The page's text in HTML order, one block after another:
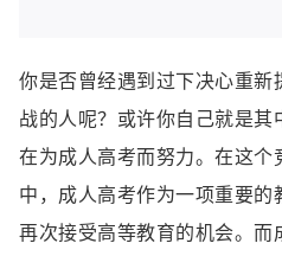
你是否曾经遇到过下决心重新
战的人呢？或许你自己就是
在为成人高考而努力。在这
中，成人高考作为一项重要的
再次接受高等教育的机会。